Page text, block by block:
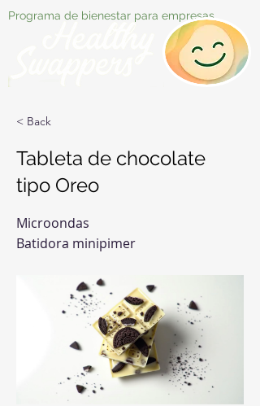
Programa de bienestar para empresas
< Back
Tableta de chocolate
tipo Oreo
Microondas
Batidora minipimer